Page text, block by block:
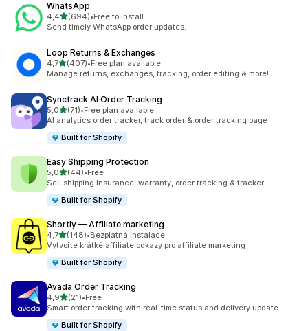
WhatsApp
4,4z 5 hvězd
(694)
Celkový počet recenzí: 694
•Free to install
Send timely WhatsApp order updates.
Loop Returns & Exchanges
4,7z 5 hvězd
(407)
Celkový počet recenzí: 407
•Free plan available
Manage returns, exchanges, tracking, order editing & more!
Synctrack AI Order Tracking
5,0z 5 hvězd
(71)
Celkový počet recenzí: 71
•Free plan available
AI analytics order tracker, track order & order tracking page
Built for Shopify
Easy Shipping Protection
5,0z 5 hvězd
(44)
Celkový počet recenzí: 44
•Free
Sell shipping insurance, warranty, order tracking & tracker
Built for Shopify
Shortly — Affiliate marketing
4,7z 5 hvězd
(148)
Celkový počet recenzí: 148
•Bezplatná instalace
Vytvořte krátké affiliate odkazy pro affiliate marketing
Built for Shopify
Avada Order Tracking
4,9z 5 hvězd
(21)
Celkový počet recenzí: 21
•Free
Smart order tracking with real-time status and delivery update
Built for Shopify